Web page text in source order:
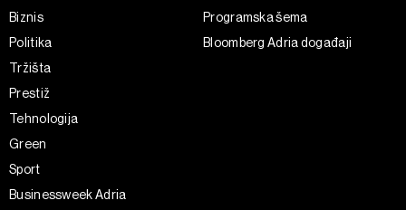
Biznis
Politika
Tržišta
Prestiž
Tehnologija
Green
Sport
Businessweek Adria
Programska šema
Bloomberg Adria događaji